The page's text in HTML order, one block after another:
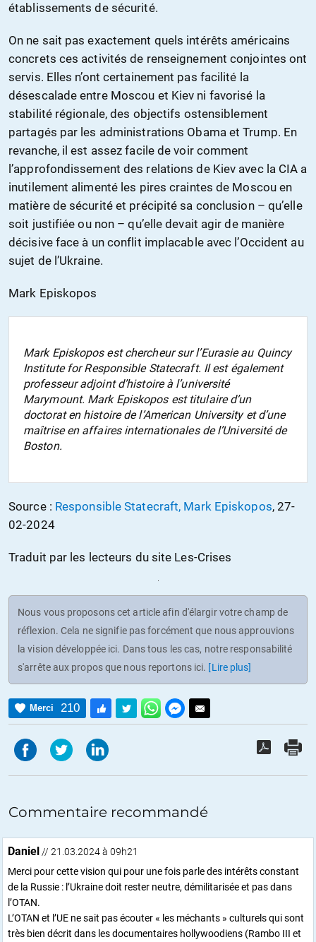
établissements de sécurité.
On ne sait pas exactement quels intérêts américains
concrets ces activités de renseignement conjointes ont
servis. Elles n’ont certainement pas facilité la
désescalade entre Moscou et Kiev ni favorisé la
stabilité régionale, des objectifs ostensiblement
partagés par les administrations Obama et Trump. En
revanche, il est assez facile de voir comment
l’approfondissement des relations de Kiev avec la CIA a
inutilement alimenté les pires craintes de Moscou en
matière de sécurité et précipité sa conclusion – qu’elle
soit justifiée ou non – qu’elle devait agir de manière
décisive face à un conflit implacable avec l’Occident au
sujet de l’Ukraine.
Mark Episkopos
Mark Episkopos est chercheur sur l’Eurasie au Quincy
Institute for Responsible Statecraft. Il est également
professeur adjoint d’histoire à l’université
Marymount. Mark Episkopos est titulaire d’un
doctorat en histoire de l’American University et d’une
maîtrise en affaires internationales de l’Université de
Boston.
Source : Responsible Statecraft, Mark Episkopos, 27-
02-2024
Traduit par les lecteurs du site Les-Crises
Nous vous proposons cet article afin d'élargir votre champ de
réflexion. Cela ne signifie pas forcément que nous approuvions
la vision développée ici. Dans tous les cas, notre responsabilité
s'arrête aux propos que nous reportons ici. [Lire plus]
Merci 210
Commentaire recommandé
Daniel // 21.03.2024 à 09h21
Merci pour cette vision qui pour une fois parle des intérêts constant
de la Russie : l’Ukraine doit rester neutre, démilitarisée et pas dans
l’OTAN.
L’OTAN et l’UE ne sait pas écouter « les méchants » culturels qui sont
très bien décrit dans les documentaires hollywoodiens (Rambo III et